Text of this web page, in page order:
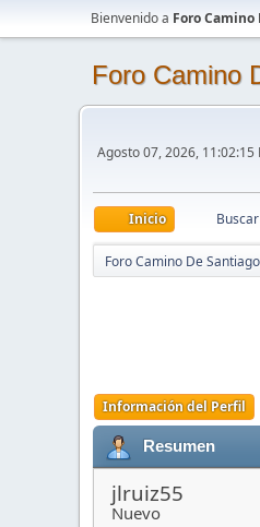
Bienvenido a Foro Camino
Foro Camino
Agosto 07, 2026, 11:02:15
Inicio Buscar
Foro Camino De Santiago
Información del Perfil
Resumen
jlruiz55
Nuevo